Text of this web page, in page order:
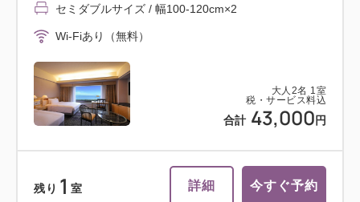
大人 2名 1室
税・サービス料込
合計 43,000 円
セミダブルサイズ / 幅100-120cm×2
Wi-Fiあり（無料）
残り 1 室 詳細 今すぐ予約